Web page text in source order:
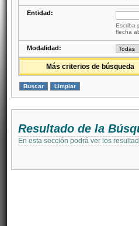
Entidad:
Escriba
flecha
Modalidad:
Más criterios de búsqueda
Resultado de la
En esta sección podrá ver los